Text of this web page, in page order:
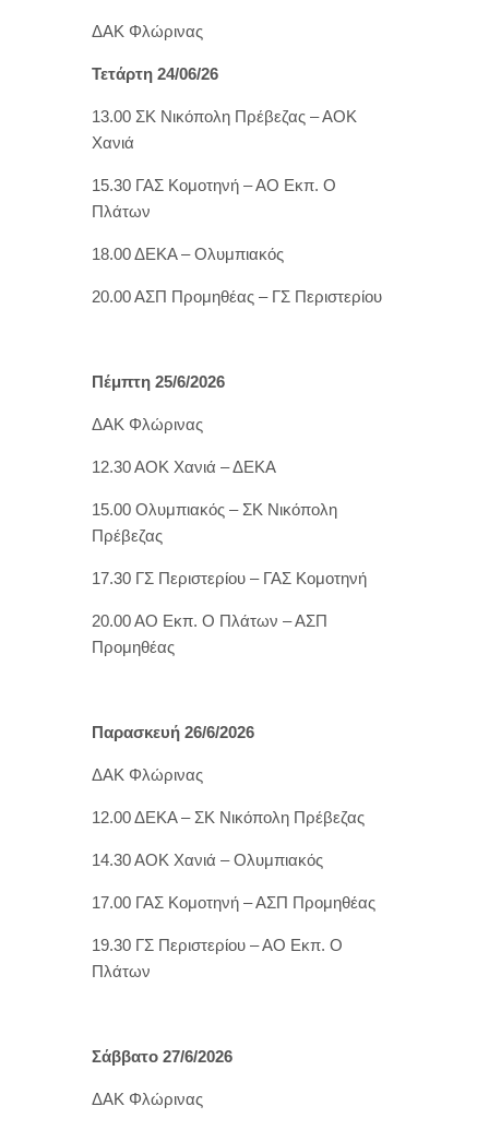
ΔΑΚ Φλώρινας
Τετάρτη 24/06/26
13.00 ΣΚ Νικόπολη Πρέβεζας – ΑΟΚ
Χανιά
15.30 ΓΑΣ Κομοτηνή – ΑΟ Εκπ. Ο
Πλάτων
18.00 ΔΕΚΑ – Ολυμπιακός
20.00 ΑΣΠ Προμηθέας – ΓΣ Περιστερίου
Πέμπτη 25/6/2026
ΔΑΚ Φλώρινας
12.30 ΑΟΚ Χανιά – ΔΕΚΑ
15.00 Ολυμπιακός – ΣΚ Νικόπολη
Πρέβεζας
17.30 ΓΣ Περιστερίου – ΓΑΣ Κομοτηνή
20.00 ΑΟ Εκπ. Ο Πλάτων – ΑΣΠ
Προμηθέας
Παρασκευή 26/6/2026
ΔΑΚ Φλώρινας
12.00 ΔΕΚΑ – ΣΚ Νικόπολη Πρέβεζας
14.30 ΑΟΚ Χανιά – Ολυμπιακός
17.00 ΓΑΣ Κομοτηνή – ΑΣΠ Προμηθέας
19.30 ΓΣ Περιστερίου – ΑΟ Εκπ. Ο
Πλάτων
Σάββατο 27/6/2026
ΔΑΚ Φλώρινας